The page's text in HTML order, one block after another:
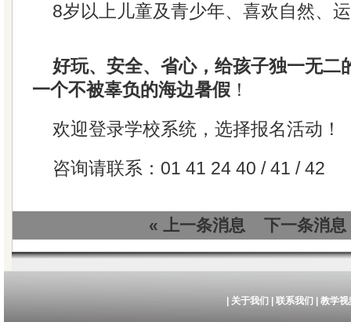
8岁以上儿童及青少年、喜欢自然、
好玩、安全、省心，给孩子独一无二
一个不被辜负的海边暑假 ！
欢迎登录学校系统，选择报名活动！
咨询请联系：01 41 24 40 / 41 / 42
« 上一条消息 下一条消息
关于我们 联系我们 教学视